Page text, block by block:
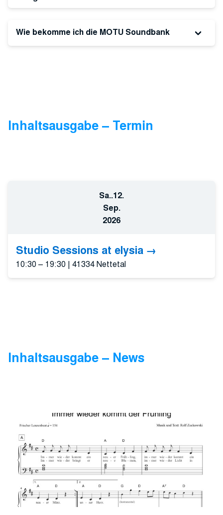
Wie bekomme ich die MOTU Soundbank
Inhaltsausgabe – Termin
Sa..12.
Sep.
2026
Studio Sessions at elysia
10:30 – 19:30 | 41334 Nettetal
Inhaltsausgabe – News